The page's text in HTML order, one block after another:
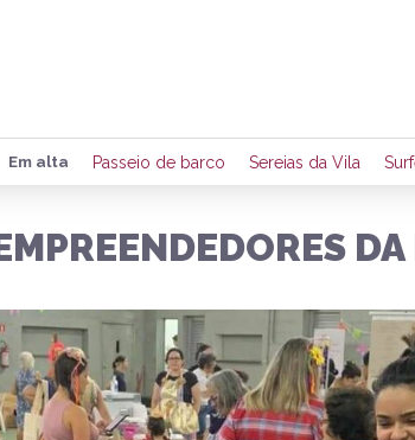
Preencha seus dados
de eventos e notícias
Em alta Passeio de barco Sereias da Vila